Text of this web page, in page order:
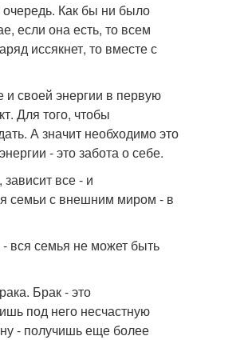
Как бы ни было
если она есть, то всем
иссякнет, то вместе с
и своей энергии в первую
Для того, чтобы
А значит необходимо это
- это забота о себе.
все - и
семьи с внешним миром - в
вся семья не может быть
Брак - это
под него несчастную
- получишь еще более